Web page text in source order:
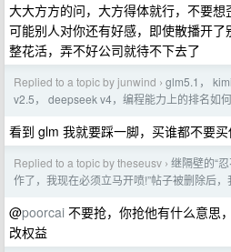
大大方方的问，大方得体就行，不要想
可能别人对你还有好感，即使散播开
整花活，弄不好公司就待不下去了
Replied to a topic by junwind › glm5.1，
v2.5， deepseek v4，编程能力上的排名如何
看到 glm 我就要踩一脚，买谁都不要
Replied to a topic by theseusv › 继隔壁的“
作了，我现在必须立马开喷!”帖子被删除后
@poorcai 不要抢，你抢他有什么意思
改权益